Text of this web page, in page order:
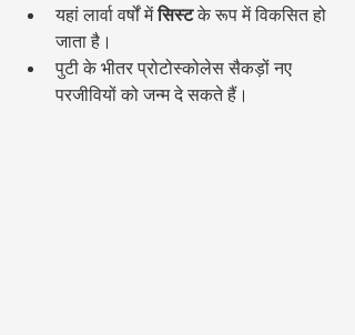
यहां लार्वा वर्षों में सिस्ट के रूप में विकसित हो
जाता है।
पुटी के भीतर प्रोटोस्कोलेस सैकड़ों नए
परजीवियों को जन्म दे सकते हैं।